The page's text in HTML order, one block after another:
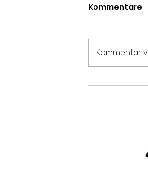
Der
Kommentare
Kommentar